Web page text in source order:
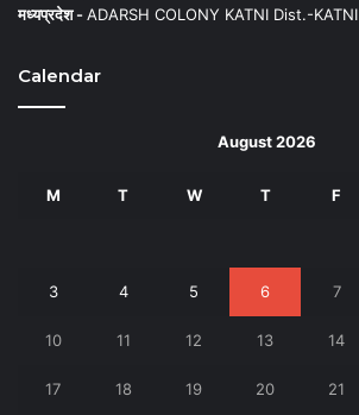
मध्यप्रदेश -ADARSH COLONY KATNI Dist.-KATNI
Calendar
August 2026
M T W T F
3 4 5 6 7
10 11 12 13 14
17 18 19 20 21